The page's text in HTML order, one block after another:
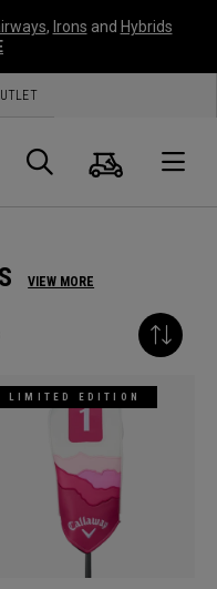
, Irons and Hybrids
Suche
VIEW MORE
LIMITED EDITION